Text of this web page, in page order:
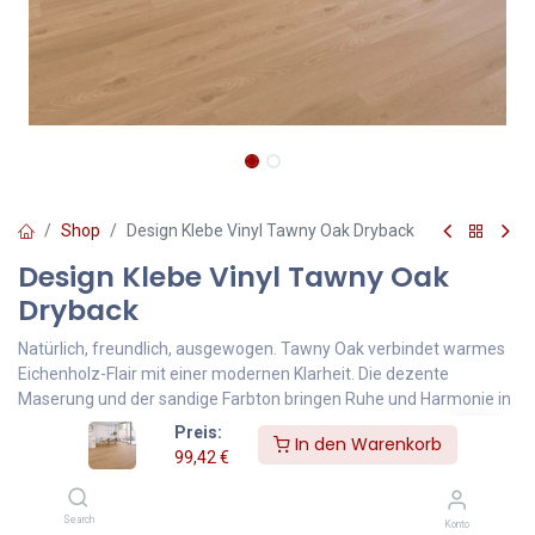
Preis:
99,42 €
In den Warenkorb
Search Konto
Shop Design Klebe Vinyl Tawny Oak Dryback
Design Klebe Vinyl Tawny Oak
Dryback
Natürlich, freundlich, ausgewogen. Tawny Oak verbindet warmes
Eichenholz-Flair mit einer modernen Klarheit. Die dezente
Maserung und der sandige Farbton bringen Ruhe und Harmonie in
Wohn- oder Arbeitsbereiche – ideal für ein zeitloses,
skandinavisch inspiriertes Ambiente.
99,42